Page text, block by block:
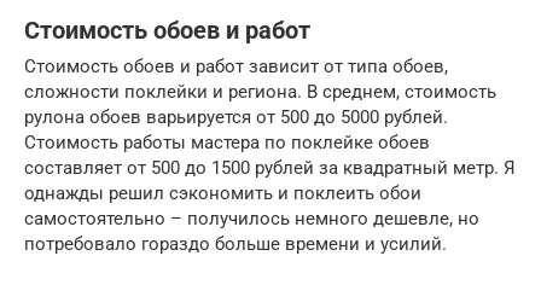
Стоимость обоев и работ
Стоимость обоев и работ зависит от типа обоев,
сложности поклейки и региона. В среднем, стоимость
рулона обоев варьируется от 500 до 5000 рублей.
Стоимость работы мастера по поклейке обоев
составляет от 500 до 1500 рублей за квадратный метр. Я
однажды решил сэкономить и поклеить обои
самостоятельно – получилось немного дешевле, но
потребовало гораздо больше времени и усилий.